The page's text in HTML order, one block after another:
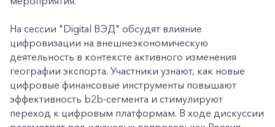
На сессии "Digital ВЭД" обсудят влияние
цифровизации на внешнеэкономическую
деятельность в контексте активного изменения
географии экспорта. Участники узнают, как новые
цифровые финансовые инструменты повышают
эффективность b2b-сегмента и стимулируют
переход к цифровым платформам. В ходе дискуссии